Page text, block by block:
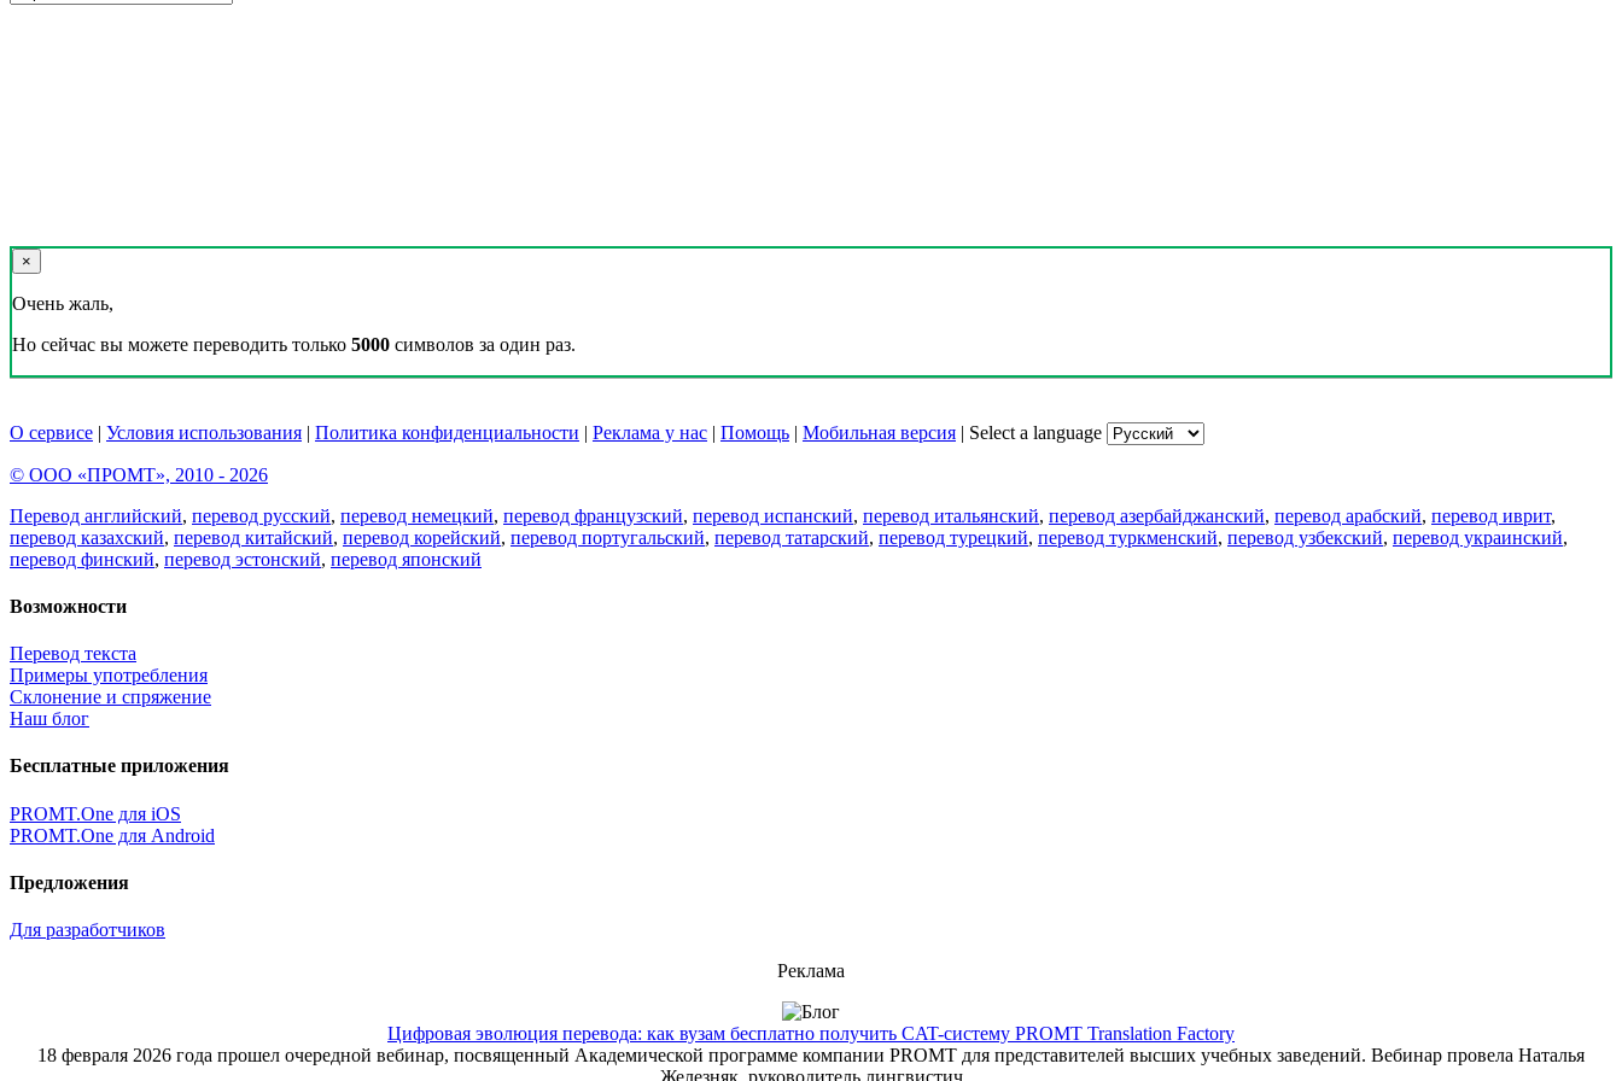
×
Очень жаль,
Но сейчас вы можете переводить только 5000 символов за один раз.
О сервисе | Условия использования | Политика конфиденциальности | Реклама у нас | Помощь | Мобильная версия | Select a language
© ООО «ПРОМТ», 2010 - 2026
Перевод английский, перевод русский, перевод немецкий, перевод французский, перевод испанский, перевод итальянский, перевод азербайджанский, перевод арабский, перевод иврит,
перевод казахский, перевод китайский, перевод корейский, перевод португальский, перевод татарский, перевод турецкий, перевод туркменский, перевод узбекский, перевод украинский,
перевод финский, перевод эстонский, перевод японский
Возможности
Перевод текста
Примеры употребления
Склонение и спряжение
Наш блог
Бесплатные приложения
PROMT.One для iOS
PROMT.One для Android
Предложения
Для разработчиков
Реклама
Цифровая эволюция перевода: как вузам бесплатно получить CAT-систему PROMT Translation Factory
18 февраля 2026 года прошел очередной вебинар, посвященный Академической программе компании PROMT для представителей высших учебных заведений. Вебинар провела Наталья